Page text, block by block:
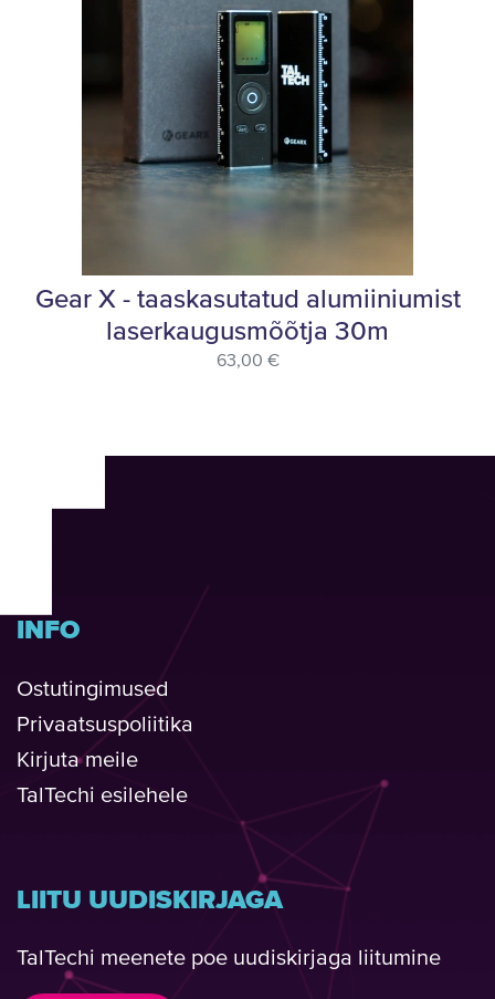
Gear X - taaskasutatud alumiiniumist
laserkaugusmõõtja 30m
63,00 €
INFO
Ostutingimused
Privaatsuspoliitika
Kirjuta meile
TalTechi esilehele
LIITU UUDISKIRJAGA
TalTechi meenete poe uudiskirjaga liitumine